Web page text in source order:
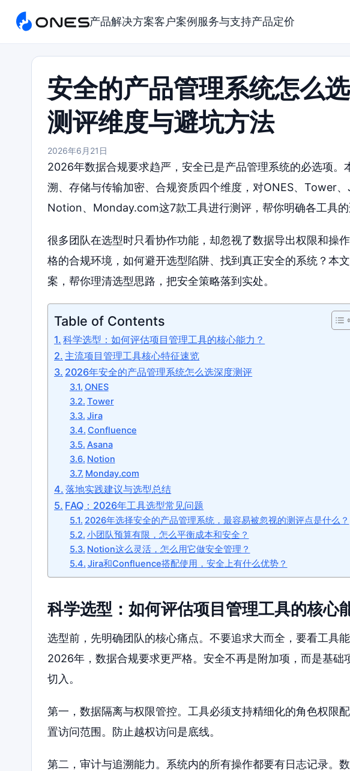
产品解决方案客户案例 服务与支持产品定价
安全的产品管理系统怎么
测评维度与避坑方法
2026年6月21日
2026年数据合规要求趋严，安全已是产品管理系统的必选项。
溯、存储与传输加密、合规资质四个维度，对ONES、Tower
Notion、Monday.com这7款工具进行测评，帮你明确各工具的
很多团队在选型时只看协作功能，却忽视了数据导出权限和操
格的合规环境，如何避开选型陷阱、找到真正安全的系统？本
案，帮你理清选型思路，把安全策略落到实处。
Table of Contents
科学选型：如何评估项目管理工具的核心能力？
主流项目管理工具核心特征速览
2026年安全的产品管理系统怎么选深度测评
ONES
Tower
Jira
Confluence
Asana
Notion
Monday.com
落地实践建议与选型总结
FAQ：2026年工具选型常见问题
2026年选择安全的产品管理系统，最容易被忽视的测评点是什么？
小团队预算有限，怎么平衡成本和安全？
Notion这么灵活，怎么用它做安全管理？
Jira和Confluence搭配使用，安全上有什么优势？
科学选型：如何评估项目管理工具的核心
选型前，先明确团队的核心痛点。不要追求大而全，要看工具
2026年，数据合规要求更严格。安全不再是附加项，而是基础
切入。
第一，数据隔离与权限管控。工具必须支持精细化的角色权限
置访问范围。防止越权访问是底线。
第二，审计与追溯能力。系统内的所有操作都要有日志记录。